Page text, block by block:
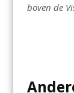
boven de